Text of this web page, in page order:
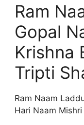
Ram
Gopal
Krishna
Tripti
Ram Naam
Hari Naam